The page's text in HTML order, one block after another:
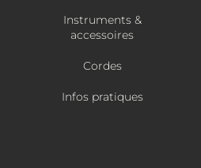
Instruments &
accessoires
Cordes
Infos pratiques